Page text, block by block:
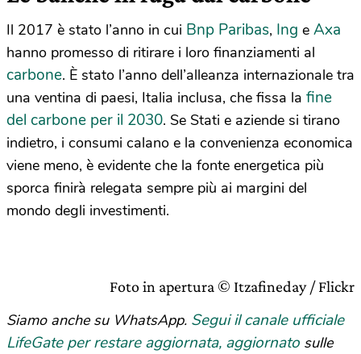
Il 2017 è stato l’anno in cui Bnp Paribas, Ing e Axa
hanno promesso di ritirare i loro finanziamenti al
carbone. È stato l’anno dell’alleanza internazionale tra
una ventina di paesi, Italia inclusa, che fissa la fine
del carbone per il 2030. Se Stati e aziende si tirano
indietro, i consumi calano e la convenienza economica
viene meno, è evidente che la fonte energetica più
sporca finirà relegata sempre più ai margini del
mondo degli investimenti.
Foto in apertura © Itzafineday / Flickr
Siamo anche su WhatsApp. Segui il canale ufficiale
LifeGate per restare aggiornata, aggiornato sulle